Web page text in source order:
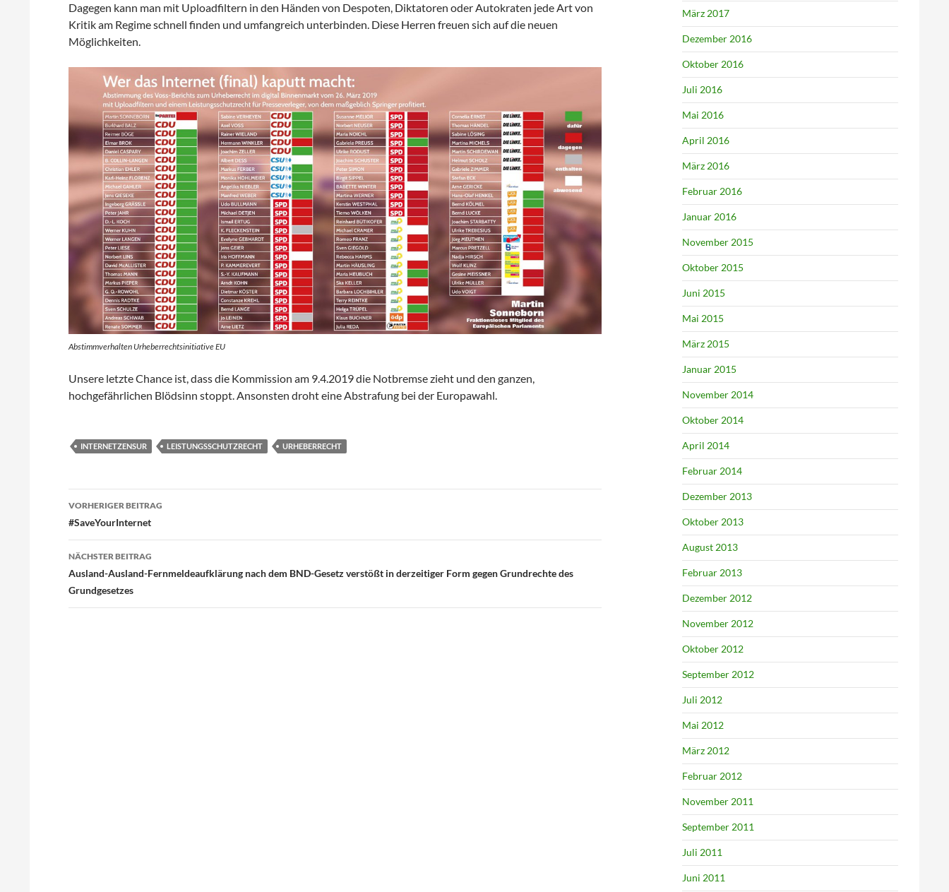
Dagegen kann man mit Uploadfiltern in den Händen von Despoten, Diktatoren oder Autokraten jede Art von
Kritik am Regime schnell finden und umfangreich unterbinden. Diese Herren freuen sich auf die neuen
Möglichkeiten.
Abstimmverhalten Urheberrechtsinitiative EU
Unsere letzte Chance ist, dass die Kommission am 9.4.2019 die Notbremse zieht und den ganzen,
hochgefährlichen Blödsinn stoppt. Ansonsten droht eine Abstrafung bei der Europawahl.
INTERNETZENSUR LEISTUNGSSCHUTZRECHT URHEBERRECHT
Beitragsnavigation
VORHERIGER BEITRAG
#SaveYourInternet
NÄCHSTER BEITRAG
Ausland-Ausland-Fernmeldeaufklärung nach dem BND-Gesetz verstößt in derzeitiger Form gegen Grundrechte des
Grundgesetzes
März 2017
Dezember 2016
Oktober 2016
Juli 2016
Mai 2016
April 2016
März 2016
Februar 2016
Januar 2016
November 2015
Oktober 2015
Juni 2015
Mai 2015
März 2015
Januar 2015
November 2014
Oktober 2014
April 2014
Februar 2014
Dezember 2013
Oktober 2013
August 2013
Februar 2013
Dezember 2012
November 2012
Oktober 2012
September 2012
Juli 2012
Mai 2012
März 2012
Februar 2012
November 2011
September 2011
Juli 2011
Juni 2011